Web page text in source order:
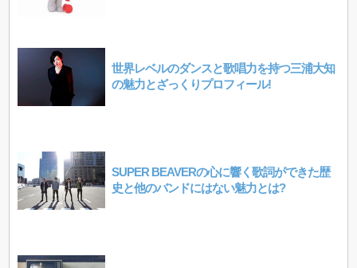
世界レベルのダンスと歌唱力を持つ三浦大知
の魅力とざっくりプロフィール!
SUPER BEAVERの心に響く歌詞ができた歴
史と他のバンドにはない魅力とは?